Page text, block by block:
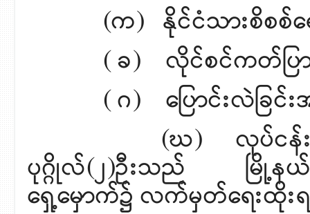
(က) နိုင်ငံသားစိစစ်ရ
( ခ) လိုင်စင်ကတ်ပြားမူ
( ဂ) ပြောင်းလဲခြင်
(ဃ) လုပ်ငန်းရှင်အမည်
ပုဂ္ဂိုလ်(၂)ဦးသည် မြို့န
ရှေ့မှောက်၌ လက်မှတ်ရေးထိုး